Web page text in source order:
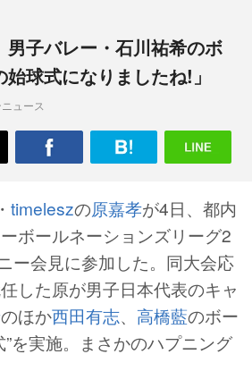
子バレー・石川祐希のボ
球式になりましたね!」
ュース
timeleszの原嘉孝が4日、都内
ボールネーションズリーグ2
ー会見に参加した。同大会応
した原が男子日本代表のキャ
のほか西田有志、 高橋藍のボー
”を実施。まさかのハプニング